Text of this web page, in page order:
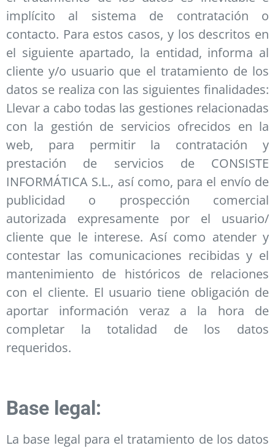
implícito al sistema de contratación o
contacto. Para estos casos, y los descritos en
el siguiente apartado, la entidad, informa al
cliente y/o usuario que el tratamiento de los
datos se realiza con las siguientes finalidades:
Llevar a cabo todas las gestiones relacionadas
con la gestión de servicios ofrecidos en la
web, para permitir la contratación y
prestación de servicios de CONSISTE
INFORMÁTICA S.L., así como, para el envío de
publicidad o prospección comercial
autorizada expresamente por el usuario/
cliente que le interese. Así como atender y
contestar las comunicaciones recibidas y el
mantenimiento de históricos de relaciones
con el cliente. El usuario tiene obligación de
aportar información veraz a la hora de
completar la totalidad de los datos
requeridos.
Base legal:
La base legal para el tratamiento de los datos